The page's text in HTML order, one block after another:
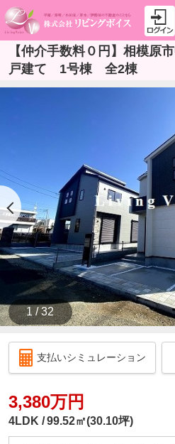
【仲介手数料０円】相模原
戸建て 1号棟 全2棟
1 / 32
支払いシミュレーション
3,380万円
4LDK 99.52㎡(30.10坪)